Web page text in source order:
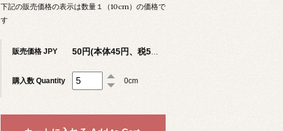
下記の販売価格の表示は数量１（10cm）の価格で
す
販売価格 JPY
購入数 Quantity 0cm